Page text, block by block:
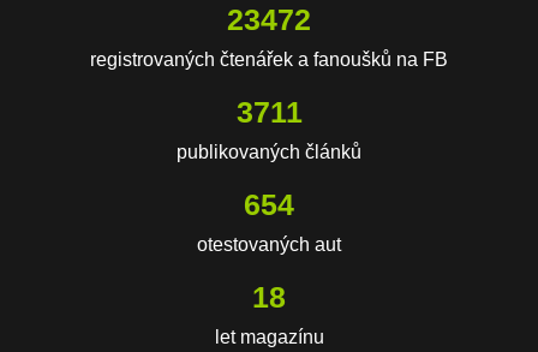
23472
registrovaných čtenářek a fanoušků na FB
3711
publikovaných článků
654
otestovaných aut
18
let magazínu